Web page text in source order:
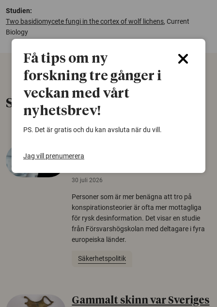
Studien:
Two basidiomycete fungi in the cortex of wolf lichens, Current
Biology
Senaste nytt
30 juli 2026
Personer som är mer benägna att tro på
konspirationsteorier är ofta mer mottagliga
för rysk desinformation. Det visar en studie
från Försvarshögskolan med deltagare i fyra
europeiska länder.
Säkerhetspolitik
Gammalt skinn var Sveriges
Få tips om ny
forskning tre gånger i
veckan med vårt
nyhetsbrev!
PS. Det är gratis och du kan avsluta när du vill.
Jag vill prenumerera